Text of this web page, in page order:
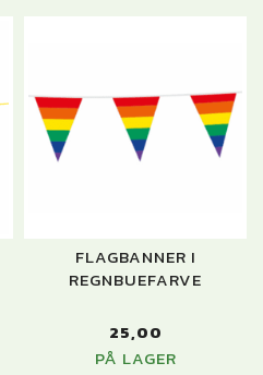
FLAGBANNER I
REGNBUEFARVE
25,00
PÅ LAGER